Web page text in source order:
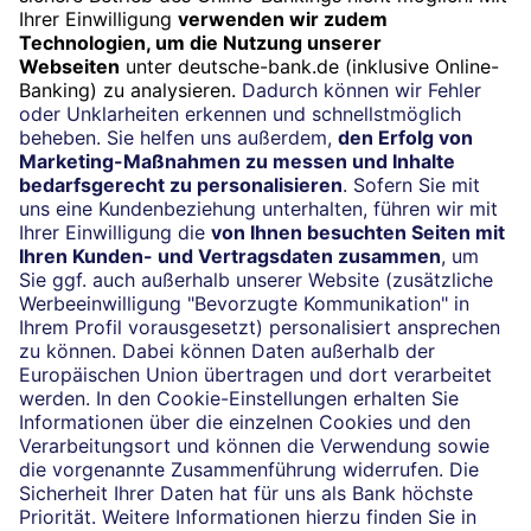
Termin
Beratung vereinbaren
24/7-Kundenservice
(069) 910-100 61
Impressum
Konditionen und Preise
Rechtliche Hinweise